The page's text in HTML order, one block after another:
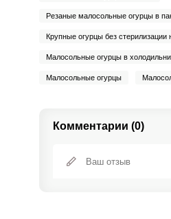
Резаные малосольные огурцы в
Крупные огурцы без стерилизации
Малосольные огурцы в
Малосольные огурцы
Комментарии (0)